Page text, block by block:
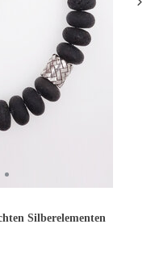
Silberelementen